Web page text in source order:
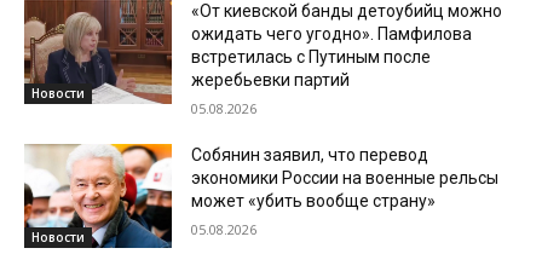
Новости
«От киевской банды детоубийц можно
ожидать чего угодно». Памфилова
встретилась с Путиным после
жеребьевки партий
05.08.2026
Новости
Собянин заявил, что перевод
экономики России на военные рельсы
может «убить вообще страну»
05.08.2026